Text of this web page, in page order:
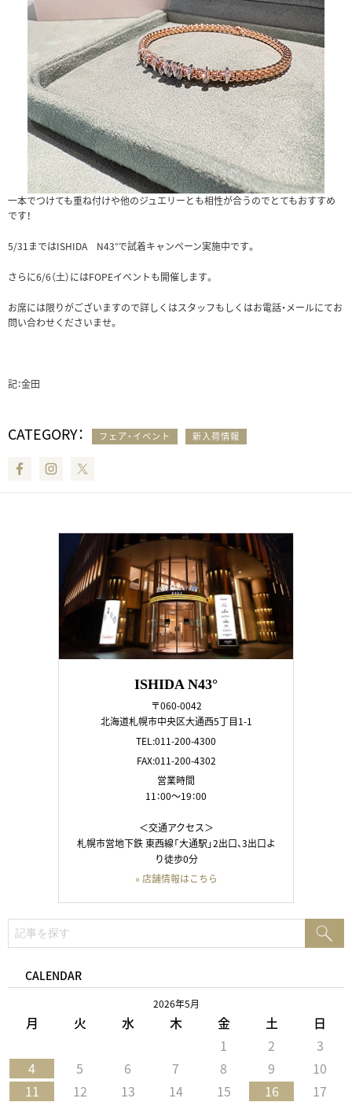
一本でつけても重ね付けや他のジュエリーとも相性が合うのでとてもおすすめ
です！
5/31まではISHIDA N43°で試着キャンペーン実施中です。
さらに6/6（土）にはFOPEイベントも開催します。
お席には限りがございますので詳しくはスタッフもしくはお電話・メールにてお
問い合わせくださいませ。
記：金田
CATEGORY： フェア・イベント 新入荷情報
FacebookInstagram
ISHIDA N43°
〒060-0042
北海道札幌市中央区大通西5丁目1-1
TEL:011-200-4300
FAX:011-200-4302
営業時間
11：00～19：00
＜交通アクセス＞
札幌市営地下鉄 東西線「大通駅」2出口、3出口よ
り徒歩0分
» 店舗情報はこちら
索:
CALENDAR
2026年5月
月 火 水 木 金 土 日
1 2
3
4
5 6 7 8 9
10
11
12 13 14 15 16
17